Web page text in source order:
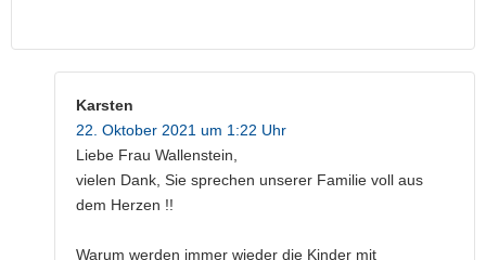
Karsten
22. Oktober 2021 um 1:22 Uhr
Liebe Frau Wallenstein,
vielen Dank, Sie sprechen unserer Familie voll aus
dem Herzen !!
Warum werden immer wieder die Kinder mit